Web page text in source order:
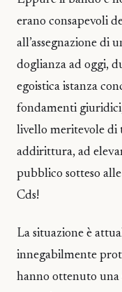
erano consapevoli
all’assegnazione di
doglianza ad oggi,
egoistica istanza
fondamenti
livello meritevole di
addirittura, ad
pubblico sotteso
Cds!
La situazione è
innegabilmente
hanno ottenuto una